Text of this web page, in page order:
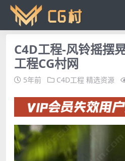
C4D工程-风铃摇摆
工程CG村网
5年前 C4D工程 精选资源